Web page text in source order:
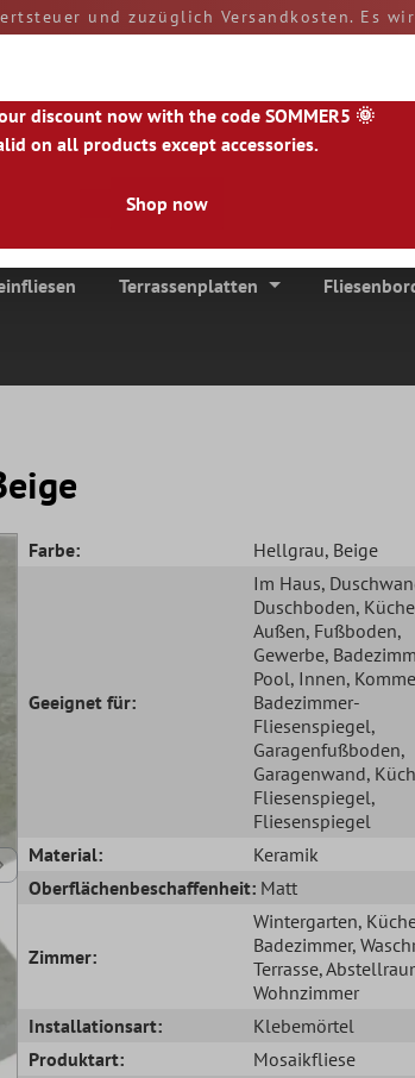
und zuzüglich Versandkosten. Es
bei Erhalt der Ware von Ihnen zu tragen.
Terrassenplatten
Farbe: Hellgrau, Beige
Geeignet für:
Im Haus,
Duschboden, Küche
Außen, Fußboden,
Gewerbe,
Pool, Innen,
Badezimmer-
Fliesenspiegel,
Garagenfußboden,
Garagenwand,
Fliesenspiegel,
Fliesenspiegel
Material:
Keramik
Oberflächenbeschaffenheit: Matt
Zimmer:
Wintergarten,
Badezimmer,
Terrasse,
Wohnzimmer
Installationsart:
Klebemörtel
Produktart:
Mosaikfliese
discount now with the code SOMMER5 🌞
on all products except accessories.
Shop now